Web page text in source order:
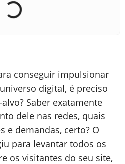
conseguir impulsionar
digital, é preciso
Saber exatamente
dele nas redes, quais
e demandas, certo? O
para levantar todos os
os visitantes do seu site,